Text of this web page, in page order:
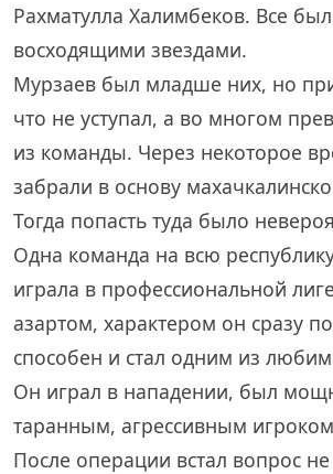
Рахматулла Халимбеков. Все
восходящими звездами.
Мурзаев был младше них, но
что не уступал, а во многом
из команды. Через некоторое
забрали в основу
Тогда попасть туда было
Одна команда на всю
играла в профессиональной
азартом, характером он сразу
способен и стал одним из
Он играл в нападении, был
таранным, агрессивным
После операции встал вопрос